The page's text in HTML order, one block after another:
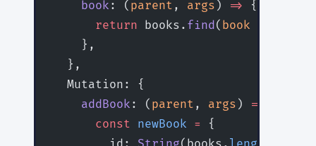
    book
: ( parent , args ) => {
      return
books. find( book
    },
  },
  Mutation: {
    addBook
: ( parent , args ) =>
      const
newBook = {